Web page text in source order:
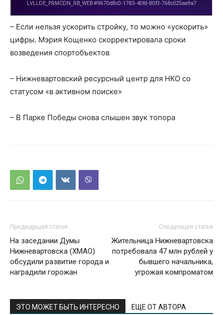
– Если нельзя ускорить стройку, то можно «ускорить»
цифры. Мэрия Кощенко скорректировала сроки
возведения спортобъектов
– Нижневартовский ресурсный центр для НКО со
статусом «в активном поиске»
– В Парке Победы снова слышен звук топора
Предыдущая статья
На заседании Думы
Нижневартовска (ХМАО)
обсудили развитие города и
наградили горожан
Следующая статья
Жительница Нижневартовска
потребовала 47 млн рублей у
бывшего начальника,
угрожая компроматом
ЭТО МОЖЕТ БЫТЬ ИНТЕРЕСНО ЕЩЕ ОТ АВТОРА